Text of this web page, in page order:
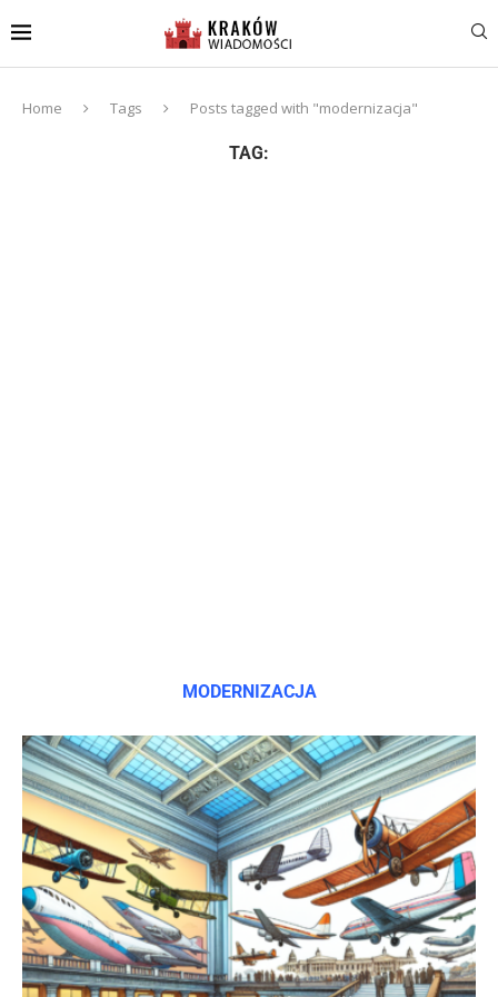
Home Tags Posts tagged with "modernizacja"
TAG:
MODERNIZACJA